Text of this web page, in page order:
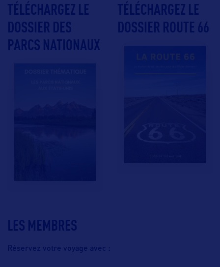
LES MEMBRES
Réservez votre voyage avec :
TÉLÉCHARGEZ LE
DOSSIER DES
PARCS NATIONAUX
TÉLÉCHARGEZ LE
DOSSIER ROUTE 66